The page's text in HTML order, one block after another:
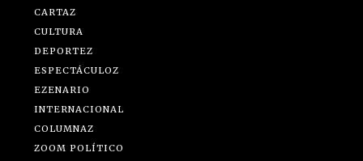
CARTAZ
CULTURA
DEPORTEZ
ESPECTÁCULOZ
EZENARIO
INTERNACIONAL
COLUMNAZ
ZOOM POLÍTICO